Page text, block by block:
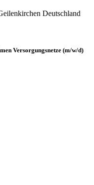
Deutschland
Versorgungsnetze (m/w/d)